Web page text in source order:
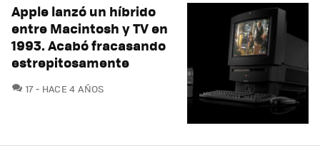
Apple lanzó un híbrido
entre Macintosh y TV en
1993. Acabó fracasando
estrepitosamente
17COMENTARIOS
HACE 4 AÑOS